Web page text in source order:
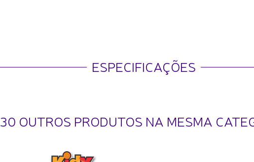
ESPECIFICAÇÕES
30 OUTROS PRODUTOS NA MESMA